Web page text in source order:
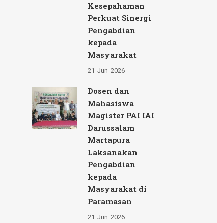
Kesepahaman
Perkuat Sinergi
Pengabdian
kepada
Masyarakat
21 Jun 2026
Dosen dan
Mahasiswa
Magister PAI IAI
Darussalam
Martapura
Laksanakan
Pengabdian
kepada
Masyarakat di
Paramasan
21 Jun 2026